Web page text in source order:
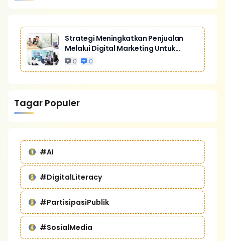
Strategi Meningkatkan Penjualan
Melalui Digital Marketing Untuk
Bisnis Yang Lebih Kompetitif
0 0
Tagar Populer
#AI
#DigitalLiteracy
#PartisipasiPublik
#SosialMedia